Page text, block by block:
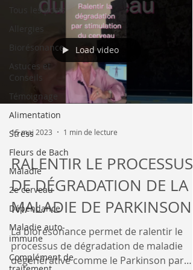
Tous les posts
Allergies
Biorésonance
Astuces et
Conseils
Témoignage
Alimentation
Stress
Fleurs de Bach
Maladie
2e cerveau
Dépendance
Maladie auto-
immune
Complément de
Load video
15 mai 2023 1 min de lecture
RALENTIR LE PROCESSUS
DE DÉGRADATION DE LA
MALADIE DE PARKINSON
La biorésonance permet de ralentir le
processus de dégradation de maladie
dégénérative comme le Parkinson par